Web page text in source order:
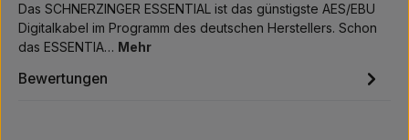
Das SCHNERZINGER ESSENTIAL ist das günstigste AES/EBU
Digitalkabel im Programm des deutschen Herstellers. Schon
das ESSENTIA… Mehr
Bewertungen